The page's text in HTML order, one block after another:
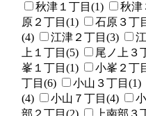
秋津１丁目(1) 秋津
原２丁目(1)
石原３丁
(4)
江津２丁目(3)
上１丁目(5)
尾ノ上３
峯１丁目(1)
小峯２丁
丁目(6)
小山３丁目(1)
(4)
小山７丁目(4)
部２丁目(2)
上南部３